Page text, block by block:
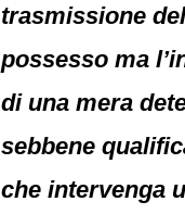
trasmissione
possesso ma
di una mera
sebbene
che intervenga